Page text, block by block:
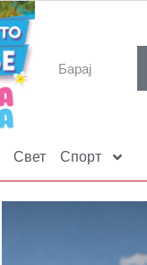
Свет Спорт